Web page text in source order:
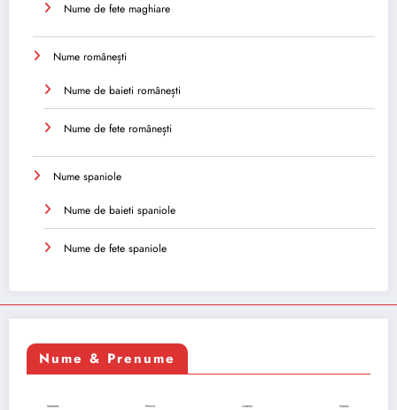
Nume de fete maghiare
Nume românești
Nume de baieti românești
Nume de fete românești
Nume spaniole
Nume de baieti spaniole
Nume de fete spaniole
Nume & Prenume